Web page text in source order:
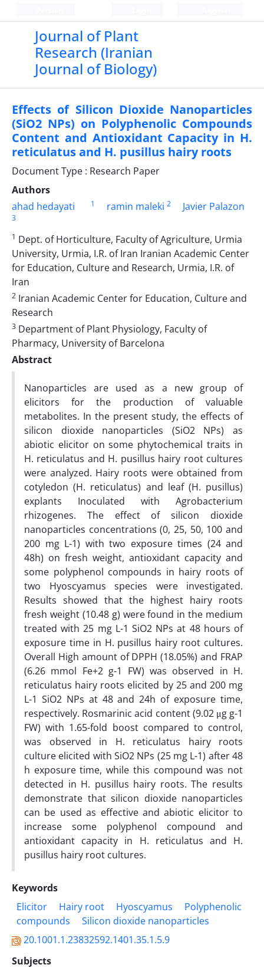
Journal of Plant
Research (Iranian
Journal of Biology)
Effects of Silicon Dioxide Nanoparticles
(SiO2 NPs) on Polyphenolic Compounds
Content and Antioxidant Capacity in H.
reticulatus and H. pusillus hairy roots
Document Type : Research Paper
Authors
ahad hedayati
1 ramin maleki 2 Javier Palazon
3
1 Dept. of Horticulture, Faculty of Agriculture, Urmia
University, Urmia, I.R. of Iran Iranian Academic Center
for Education, Culture and Research, Urmia, I.R. of
Iran
2 Iranian Academic Center for Education, Culture and
Research
3 Department of Plant Physiology, Faculty of
Pharmacy, University of Barcelona
Abstract
Nanoparticles are used as a new group of
elicitors for the production of valuable
metabolites. In the present study, the effects of
silicon dioxide nanoparticles (SiO2 NPs) as
abiotic elicitor on some phytochemical traits in
H. reticulatus and H. pusillus hairy root cultures
were analyzed. Hairy roots were obtained from
cotyledon (H. reticulatus) and leaf (H. pusillus)
explants Inoculated with Agrobacterium
rhizogenes. The effect of silicon dioxide
nanoparticles concentrations (0, 25, 50, 100 and
200 mg L-1) with two exposure times (24 and
48h) on fresh weight, antioxidant capacity and
some polyphenol compounds in hairy roots of
two Hyoscyamus species were investigated.
Results showed that the highest hairy roots
fresh weight (10.48 g) were found in the medium
treated with 25 mg L-1 SiO2 NPs at 48 hours of
exposure time in H. pusillus hairy root cultures.
Overall High amount of DPPH (18.05%) and FRAP
(6.26 mmol Fe+2 g-1 FW) was observed in H.
reticulatus hairy roots elicited by 25 and 200 mg
L-1 SiO2 NPs at 48 and 24h of exposure time,
respectively. Rosmarinic acid content (9.02 μg g-1
FW) with 1.65-fold boost compared to control,
was observed in H. reticulatus hairy roots
culture elicited with SiO2 NPs (25 mg L-1) after 48
h exposure time, while this compound was not
detected in H. pusillus hairy roots. The results
demonstrate that silicon dioxide nanoparticles
can be used as effective and abiotic elicitor to
increase some polyphenol compound and
antioxidant capacity in H. reticulatus and H.
pusillus hairy root cultures.
Keywords
Elicitor
Hairy root Hyoscyamus
Polyphenolic
compounds
Silicon dioxide nanoparticles
20.1001.1.23832592.1401.35.1.5.9
Subjects